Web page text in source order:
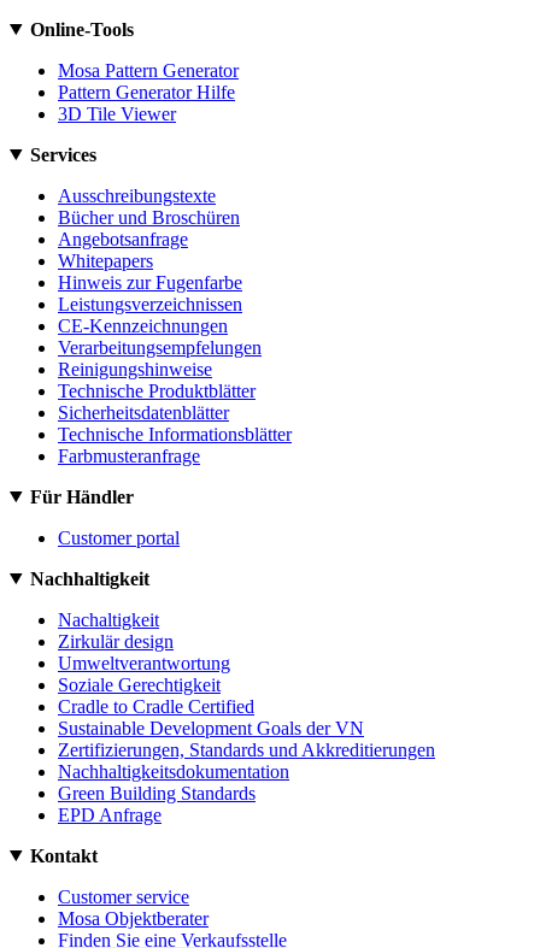
Online-Tools
Mosa Pattern Generator
Pattern Generator Hilfe
3D Tile Viewer
Services
Ausschreibungstexte
Bücher und Broschüren
Angebotsanfrage
Whitepapers
Hinweis zur Fugenfarbe
Leistungsverzeichnissen
CE-Kennzeichnungen
Verarbeitungsempfelungen
Reinigungshinweise
Technische Produktblätter
Sicherheitsdatenblätter
Technische Informationsblätter
Farbmusteranfrage
Für Händler
Customer portal
Nachhaltigkeit
Nachaltigkeit
Zirkulär design
Umweltverantwortung
Soziale Gerechtigkeit
Cradle to Cradle Certified
Sustainable Development Goals der VN
Zertifizierungen, Standards und Akkreditierungen
Nachhaltigkeitsdokumentation
Green Building Standards
EPD Anfrage
Kontakt
Customer service
Mosa Objektberater
Finden Sie eine Verkaufsstelle